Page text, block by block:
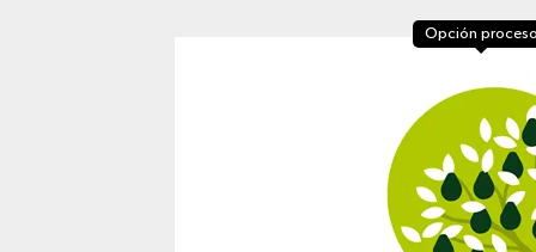
Opción